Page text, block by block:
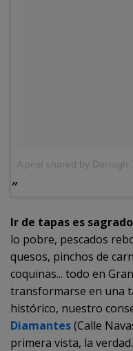
A post shared by Darragh
Ir de tapas es
lo pobre, pescados
quesos, pinchos de
coquinas... todo en
transformarse en una
histórico, nuestro
Diamantes(Calle
primera vista, la